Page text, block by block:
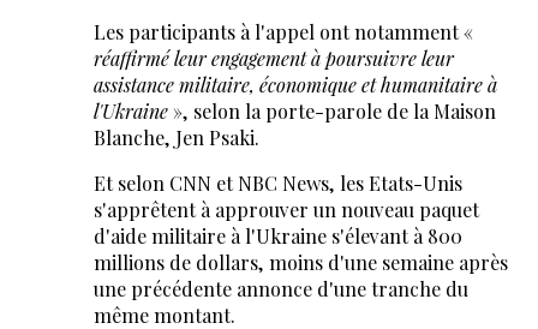
Les participants à l'appel ont notamment «
réaffirmé leur engagement à poursuivre leur
assistance militaire, économique et humanitaire à
l'Ukraine», selon la porte-parole de la Maison
Blanche, Jen Psaki.
Et selon CNN et NBC News, les Etats-Unis
s'apprêtent à approuver un nouveau paquet
d'aide militaire à l'Ukraine s'élevant à 800
millions de dollars, moins d'une semaine après
une précédente annonce d'une tranche du
même montant.